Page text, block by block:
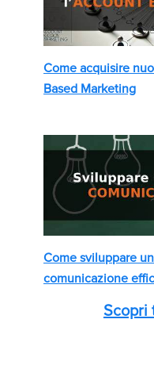
Come acquisire
Based Marketing
Come sviluppare
comunicazione
Scopri